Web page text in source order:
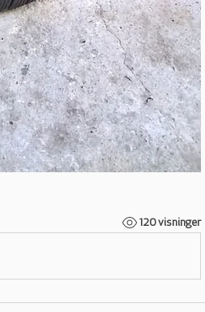
120 visninger